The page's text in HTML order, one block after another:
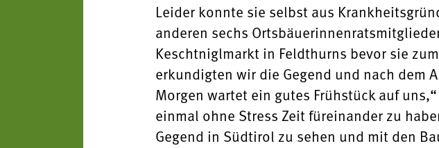
Leider konnte sie selbst aus
anderen sechs
Keschtniglmarkt in Feldthurns bevor sie
erkundigten wir die Gegend und nach dem
Morgen wartet ein gutes Frühstück auf
einmal ohne Stress Zeit füreinander zu
Gegend in Südtirol zu sehen und mit den